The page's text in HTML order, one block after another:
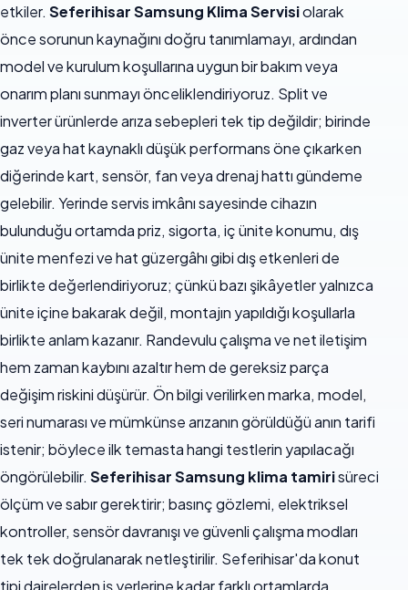
etkiler. Seferihisar Samsung Klima Servisiolarak
önce sorunun kaynağını doğru tanımlamayı, ardından
model ve kurulum koşullarına uygun bir bakım veya
onarım planı sunmayı önceliklendiriyoruz. Split ve
inverter ürünlerde arıza sebepleri tek tip değildir; birinde
gaz veya hat kaynaklı düşük performans öne çıkarken
diğerinde kart, sensör, fan veya drenaj hattı gündeme
gelebilir. Yerinde servis imkânı sayesinde cihazın
bulunduğu ortamda priz, sigorta, iç ünite konumu, dış
ünite menfezi ve hat güzergâhı gibi dış etkenleri de
birlikte değerlendiriyoruz; çünkü bazı şikâyetler yalnızca
ünite içine bakarak değil, montajın yapıldığı koşullarla
birlikte anlam kazanır. Randevulu çalışma ve net iletişim
hem zaman kaybını azaltır hem de gereksiz parça
değişim riskini düşürür. Ön bilgi verilirken marka, model,
seri numarası ve mümkünse arızanın görüldüğü anın tarifi
istenir; böylece ilk temasta hangi testlerin yapılacağı
öngörülebilir. Seferihisar Samsung klima tamirisüreci
ölçüm ve sabır gerektirir; basınç gözlemi, elektriksel
kontroller, sensör davranışı ve güvenli çalışma modları
tek tek doğrulanarak netleştirilir. Seferihisar'da konut
tipi dairelerden iş yerlerine kadar farklı ortamlarda